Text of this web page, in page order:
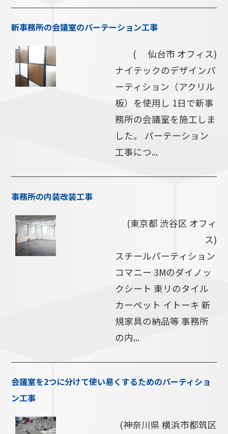
新事務所の会議室のパーテーション工事
( 仙台市 オフィス)
ナイテックのデザインパ
ーティション（アクリル
板）を使用し 1日で新事
務所の会議室を施工しま
した。 パーテーション
工事につ...
事務所の内装改装工事
(東京都 渋谷区 オフィ
ス)
スチールパーティション
コマニー 3Mのダイノッ
クシート 東リのタイル
カーペット イトーキ 新
規家具の納品等 事務所
の内...
会議室を2つに分けて使い易くするためのパーティショ
ン工事
(神奈川県 横浜市都筑区